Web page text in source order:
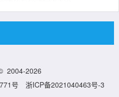
2004-2026
号
浙ICP备2021040463号-3